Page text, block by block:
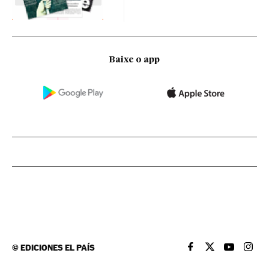
Baixe o app
©EDICIONES EL PAÍS EL PAÍS BRASIL EN
EL PAÍSEL PAÍS
EL